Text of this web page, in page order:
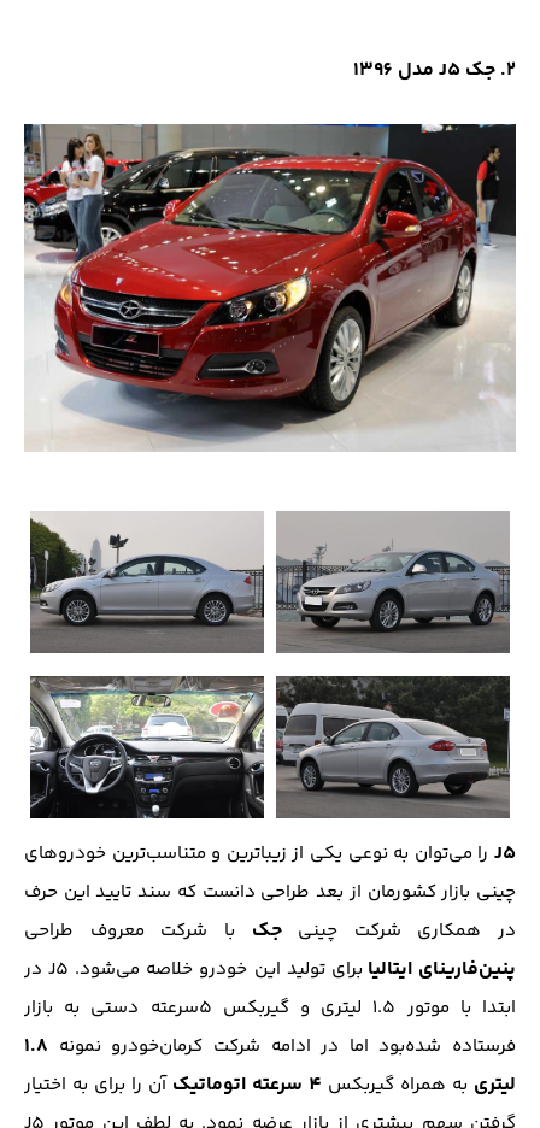
2. جک J5 مدل 1396
J5 را می‌توان به نوعی یکی از زیباترین و متناسب‌ترین خودرو‌های
چینی بازار کشورمان از بعد طراحی دانست که سند تایید این حرف
در همکاری شرکت چینیجک با شرکت معروف طراحی
پنین‌فارینای ایتالیا
برای تولید این خودرو خلاصه می‌شود. J5 در
ابتدا با موتور 1.5 لیتری و گیربکس 5سرعته دستی به بازار
فرستاده شده‌بود اما در ادامه شرکت کرمان‌خودرو نمونه 1.8
لیتری به همراه گیربکس 4 سرعته اتوماتیک
آن را برای به اختیار